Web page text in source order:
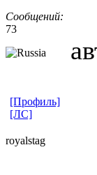
Сообщений:
73
[Профиль]
[ЛС]
royalstag